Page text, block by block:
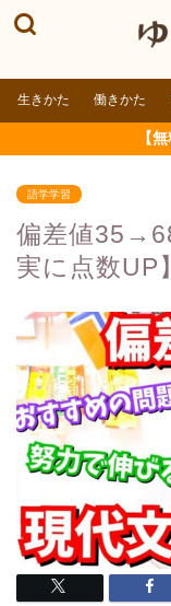
生きかた 働きかた
【
語学学習
偏差値
実に点数UP】